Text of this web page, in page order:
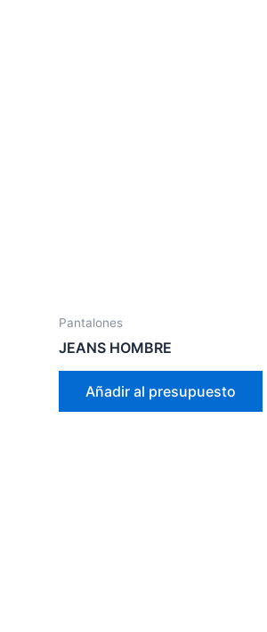
Pantalones
JEANS HOMBRE
Añadir al presupuesto